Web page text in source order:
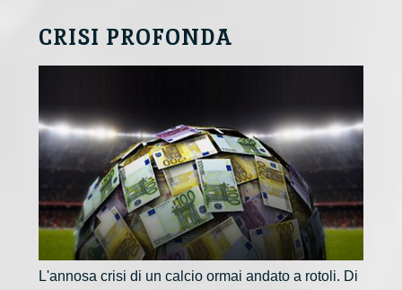
CRISI PROFONDA
L'annosa crisi di un calcio ormai andato a rotoli. Di